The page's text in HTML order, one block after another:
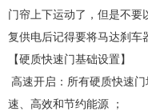
门帘上下运动了，但是不要
复供电后记得要将马达刹车
【硬质快速门基础设置】
高速开启：所有硬质快速
速、高效和节约能源 ；